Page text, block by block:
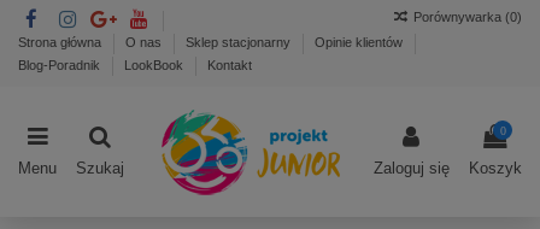
Strona główna O nas Sklep stacjonarny
Opinie klientów
Blog-Poradnik
LookBook Kontakt
Porównywarka (0)
Menu Szukaj Zaloguj się
0
Koszyk